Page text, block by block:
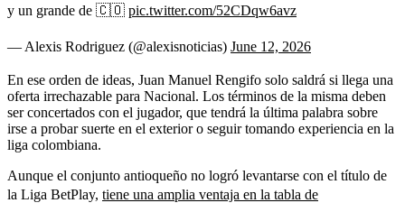
y un grande de 🇨🇴 pic.twitter.com/52CDqw6avz
— Alexis Rodriguez (@alexisnoticias) June 12, 2026
En ese orden de ideas, Juan Manuel Rengifo solo saldrá si llega una
oferta irrechazable para Nacional. Los términos de la misma deben
ser concertados con el jugador, que tendrá la última palabra sobre
irse a probar suerte en el exterior o seguir tomando experiencia en la
liga colombiana.
Aunque el conjunto antioqueño no logró levantarse con el título de
la Liga BetPlay, tiene una amplia ventaja en la tabla de